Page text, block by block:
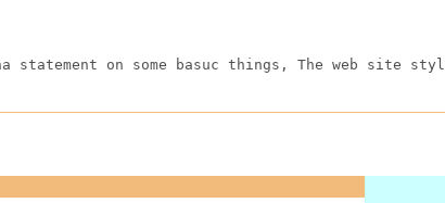
on some basuc things, The web